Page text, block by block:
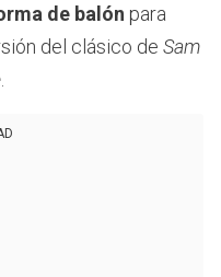
de balón para
del clásico de Sam